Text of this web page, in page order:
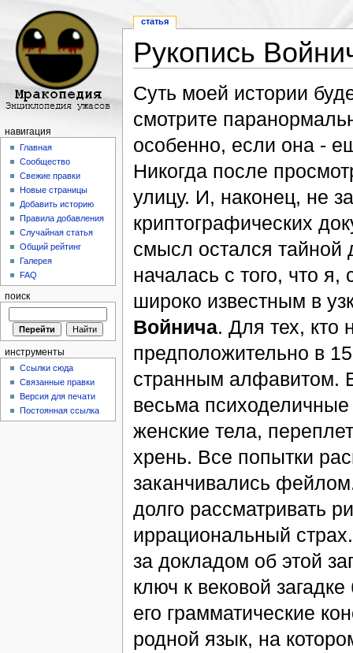
Рукопись
Суть моей истории
смотрите
особенно, если она -
Никогда после
улицу. И, наконец, не
криптографических
смысл остался
началась с того, что я,
широко известным в
Войнича. Для тех, кто
предположительно в
странным алфавитом.
весьма
женские тела,
хрень. Все попытки
заканчивались
долго рассматривать
иррациональный
за докладом об этой
ключ к вековой
его грамматические
родной язык, на
статья
навигация
Главная
Сообщество
Свежие правки
Новые страницы
Добавить историю
Правила добавления
Случайная статья
Общий рейтинг
Галерея
FAQ
поиск
инструменты
Ссылки сюда
Связанные правки
Версия для печати
Постоянная ссылка